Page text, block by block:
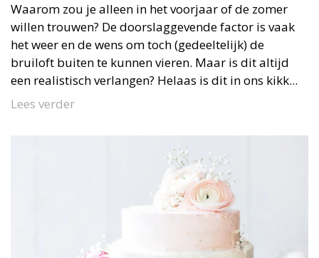
Waarom zou je alleen in het voorjaar of de zomer
willen trouwen? De doorslaggevende factor is vaak
het weer en de wens om toch (gedeeltelijk) de
bruiloft buiten te kunnen vieren. Maar is dit altijd
een realistisch verlangen? Helaas is dit in ons kikk...
Lees verder